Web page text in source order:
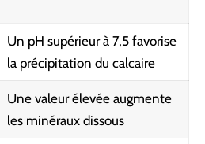
Un pH supérieur à 7,5 favorise
la précipitation du calcaire
Une valeur élevée augmente
les minéraux dissous